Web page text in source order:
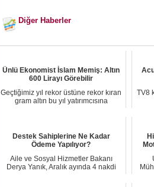
Diğer Haberler
Ünlü Ekonomist İslam Memiş: Altın
600 Lirayı Görebilir
Geçtiğimiz yıl rekor üstüne rekor kıran
gram altın bu yıl yatırımcısına
TV8
Destek Sahiplerine Ne Kadar
Ödeme Yapılıyor?
Aile ve Sosyal Hizmetler Bakanı
Derya Yanık, Aralık ayında 4 nakdi